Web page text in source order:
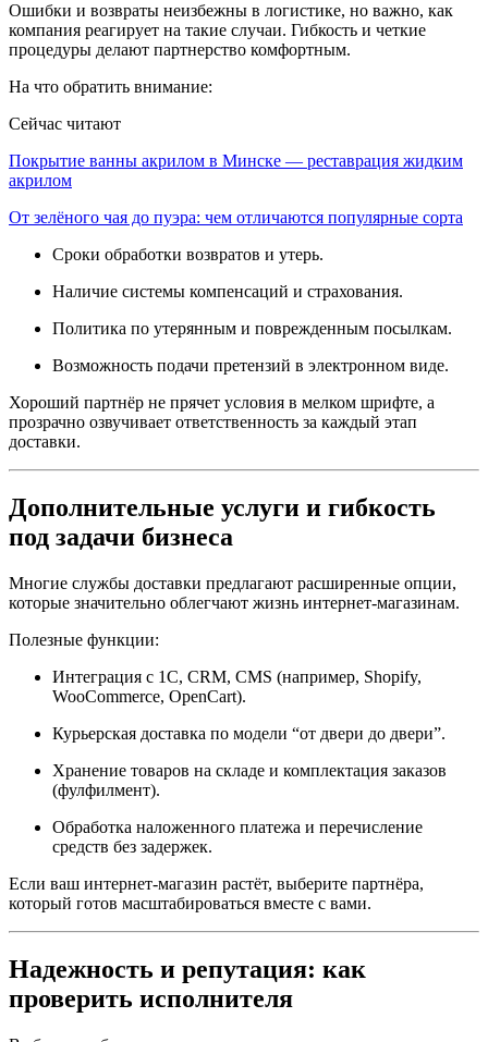
Ошибки и возвраты неизбежны в логистике, но важно, как
компания реагирует на такие случаи. Гибкость и четкие
процедуры делают партнерство комфортным.
На что обратить внимание:
Сейчас читают
Покрытие ванны акрилом в Минске — реставрация жидким
акрилом
От зелёного чая до пуэра: чем отличаются популярные сорта
Сроки обработки возвратов и утерь.
Наличие системы компенсаций и страхования.
Политика по утерянным и поврежденным посылкам.
Возможность подачи претензий в электронном виде.
Хороший партнёр не прячет условия в мелком шрифте, а
прозрачно озвучивает ответственность за каждый этап
доставки.
Дополнительные услуги и гибкость
под задачи бизнеса
Многие службы доставки предлагают расширенные опции,
которые значительно облегчают жизнь интернет-магазинам.
Полезные функции:
Интеграция с 1С, CRM, CMS (например, Shopify,
WooCommerce, OpenCart).
Курьерская доставка по модели “от двери до двери”.
Хранение товаров на складе и комплектация заказов
(фулфилмент).
Обработка наложенного платежа и перечисление
средств без задержек.
Если ваш интернет-магазин растёт, выберите партнёра,
который готов масштабироваться вместе с вами.
Надежность и репутация: как
проверить исполнителя